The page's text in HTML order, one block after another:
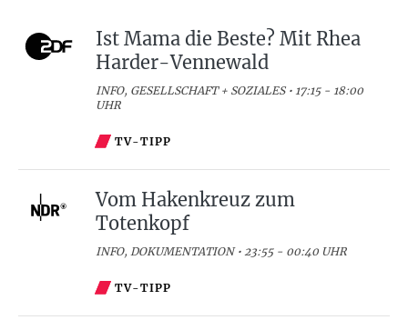
Ist Mama die Beste? Mit Rhea
Harder-Vennewald
INFO, GESELLSCHAFT + SOZIALES • 17:15 - 18:00
UHR
TV-TIPP
Vom Hakenkreuz zum
Totenkopf
INFO, DOKUMENTATION • 23:55 - 00:40 UHR
TV-TIPP